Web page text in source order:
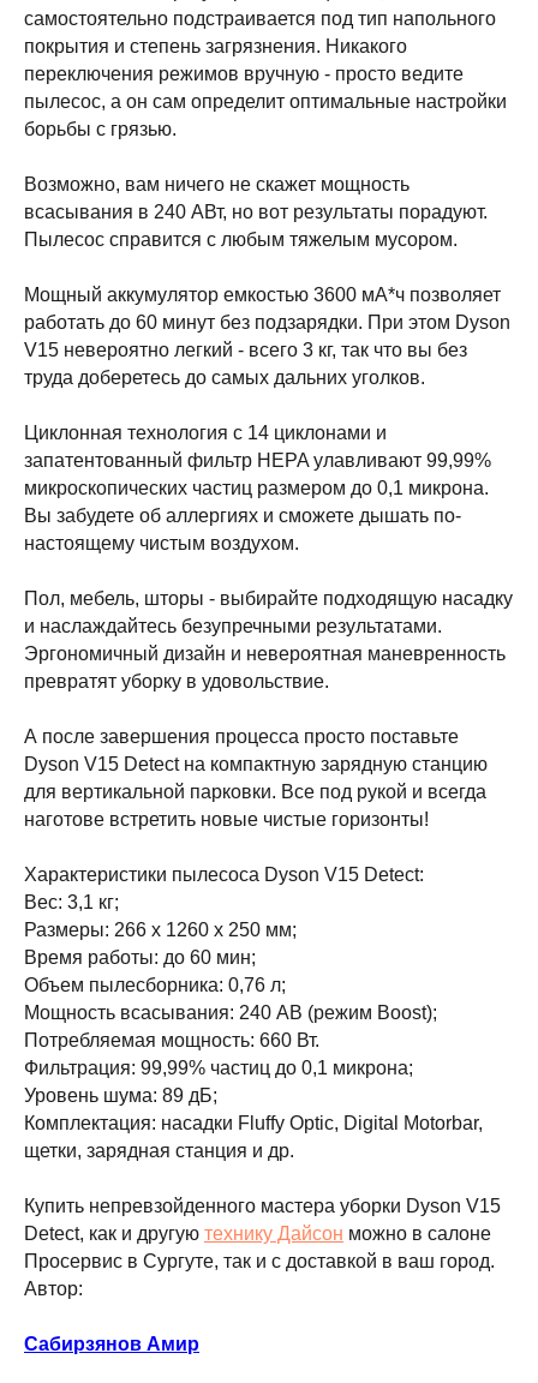
самостоятельно подстраивается под тип напольного
покрытия и степень загрязнения. Никакого
переключения режимов вручную - просто ведите
пылесос, а он сам определит оптимальные настройки
борьбы с грязью.
Возможно, вам ничего не скажет мощность
всасывания в 240 АВт, но вот результаты порадуют.
Пылесос справится с любым тяжелым мусором.
Мощный аккумулятор емкостью 3600 мА*ч позволяет
работать до 60 минут без подзарядки. При этом Dyson
V15 невероятно легкий - всего 3 кг, так что вы без
труда доберетесь до самых дальних уголков.
Циклонная технология с 14 циклонами и
запатентованный фильтр HEPA улавливают 99,99%
микроскопических частиц размером до 0,1 микрона.
Вы забудете об аллергиях и сможете дышать по-
настоящему чистым воздухом.
Пол, мебель, шторы - выбирайте подходящую насадку
и наслаждайтесь безупречными результатами.
Эргономичный дизайн и невероятная маневренность
превратят уборку в удовольствие.
А после завершения процесса просто поставьте
Dyson V15 Detect на компактную зарядную станцию
для вертикальной парковки. Все под рукой и всегда
наготове встретить новые чистые горизонты!
Характеристики пылесоса Dyson V15 Detect:
Вес: 3,1 кг;
Размеры: 266 х 1260 х 250 мм;
Время работы: до 60 мин;
Объем пылесборника: 0,76 л;
Мощность всасывания: 240 АВ (режим Boost);
Потребляемая мощность: 660 Вт.
Фильтрация: 99,99% частиц до 0,1 микрона;
Уровень шума: 89 дБ;
Комплектация: насадки Fluffy Optic, Digital Motorbar,
щетки, зарядная станция и др.
Купить непревзойденного мастера уборки Dyson V15
Detect, как и другую технику Дайсон можно в салоне
Просервис в Сургуте, так и с доставкой в ваш город.
Автор:
Сабирзянов Амир
iPhone
MacBook
AirPods
Apple Watch
PS5
Категории
Аксессуары
DJI
Dyson
Скидки и акции
О компании
Гарантия
Trade-in и кредит
Новостной блог
Для клиента
+ 7 (3462) 550-677
+ 7 (952) 718-0599
Заказать обратный звонок
Сургут, проспект Мира 5
ТЦ "Никольский" 1 этаж
Ежедневно с 10:00 до 21:00
Контакты
2026 © Магазин Просервис. Сайт носит сугубо информационный
proservice.one@mail.ru
Мы в соцсетях:
Способы
оплаты:
Перезвоните мне